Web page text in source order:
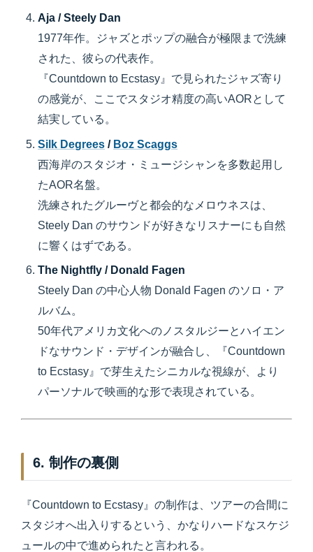
Aja / Steely Dan
1977年作。ジャズとポップの融合が極限まで洗練
された、彼らの代表作。
『Countdown to Ecstasy』で見られたジャズ寄り
の感覚が、ここでスタジオ精度の高いAORとして
結実している。
Silk Degrees / Boz Scaggs
西海岸のスタジオ・ミュージシャンを多数起用し
たAOR名盤。
洗練されたグルーヴと都会的なメロウネスは、
Steely Dan のサウンドが好きなリスナーにも自然
に響くはずである。
The Nightfly / Donald Fagen
Steely Dan の中心人物 Donald Fagen のソロ・ア
ルバム。
50年代アメリカ文化へのノスタルジーとハイエン
ドなサウンド・デザインが融合し、『Countdown
to Ecstasy』で芽生えたシニカルな視線が、より
パーソナルで映画的な形で表現されている。
6. 制作の裏側
『Countdown to Ecstasy』の制作は、ツアーの合間に
スタジオへ出入りするという、かなりハードなスケジ
ュールの中で進められたと言われる。